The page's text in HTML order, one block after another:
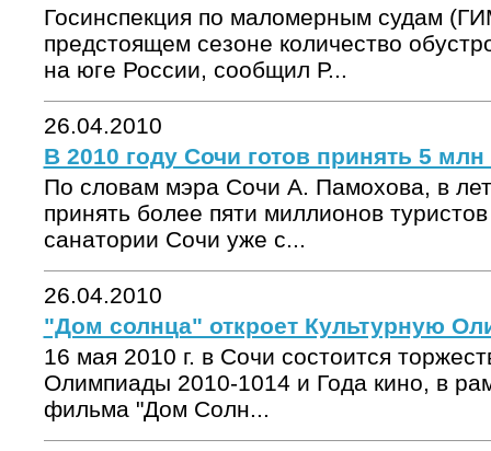
Госинспекция по маломерным судам
предстоящем сезоне количество
на юге России, сообщил Р...
26.04.2010
В 2010 году Сочи готов принять 5 млн
По словам мэра Сочи А. Памохова, в
принять более пяти миллионов
санатории Сочи уже с...
26.04.2010
"Дом солнца" откроет Культурную
16 мая 2010 г. в Сочи состоится
Олимпиады 2010-1014 и Года кино, в
фильма "Дом Солн...